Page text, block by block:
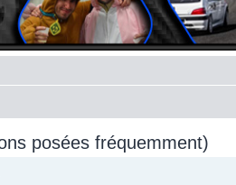
posées fréquemment)